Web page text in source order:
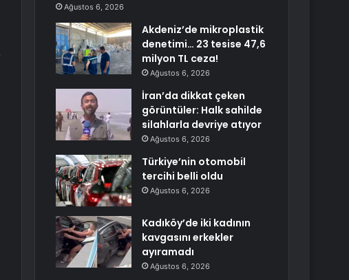
Ağustos 6, 2026
Akdeniz’de mikroplastik
denetimi… 23 tesise 47,6
milyon TL ceza!
Ağustos 6, 2026
İran’da dikkat çeken
görüntüler: Halk sahilde
silahlarla devriye atıyor
Ağustos 6, 2026
Türkiye’nin otomobil
tercihi belli oldu
Ağustos 6, 2026
Kadıköy’de iki kadının
kavgasını erkekler
ayıramadı
Ağustos 6, 2026